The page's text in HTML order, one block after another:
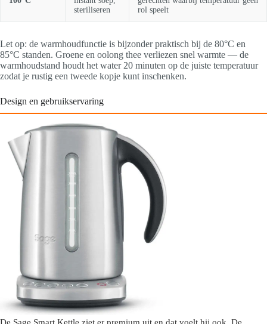
steriliseren
rol speelt
Let op: de warmhoudfunctie is bijzonder praktisch bij de 80°C en
85°C standen. Groene en oolong thee verliezen snel warmte — de
warmhoudstand houdt het water 20 minuten op de juiste temperatuur
zodat je rustig een tweede kopje kunt inschenken.
Design en gebruikservaring